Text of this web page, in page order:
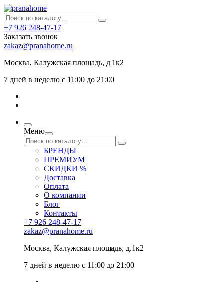
+7 926 248-47-17
Заказать звонок
zakaz@pranahome.ru
Москва, Калужская площадь, д.1к2
7 дней в неделю с 11:00 до 21:00
Меню
БРЕНДЫ
ПРЕМИУМ
СКИДКИ %
Доставка
Оплата
О компании
Блог
Контакты
+7 926 248-47-17
zakaz@pranahome.ru
Москва, Калужская площадь, д.1к2
7 дней в неделю с 11:00 до 21:00